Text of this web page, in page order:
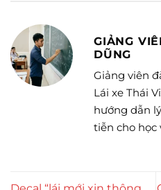
GIẢNG
DŨNG
Giảng viên
Lái xe Thái
hướng dẫn
tiễn cho học